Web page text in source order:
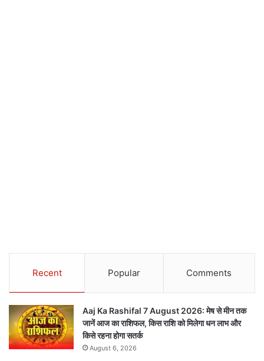
Recent Popular Comments
Aaj Ka Rashifal 7 August 2026: मेष से मीन तक
जानें आज का राशिफल, किस राशि को मिलेगा धन लाभ और
किसे रहना होगा सतर्क
August 6, 2026